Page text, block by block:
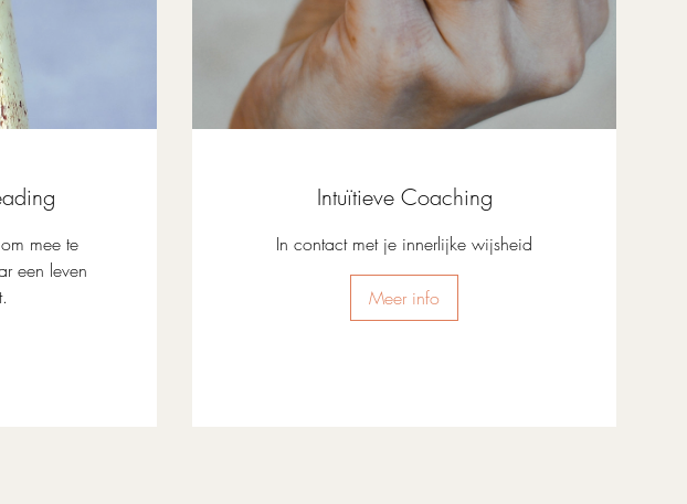
mee te
een leven
Intuïtieve Coaching
In contact met je innerlijke wijsheid
Meer info